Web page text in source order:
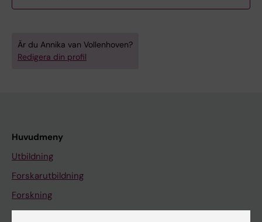
Är du Annika van Vollenhoven?
Redigera din profil
Huvudmeny
Utbildning
Forskarutbildning
Forskning